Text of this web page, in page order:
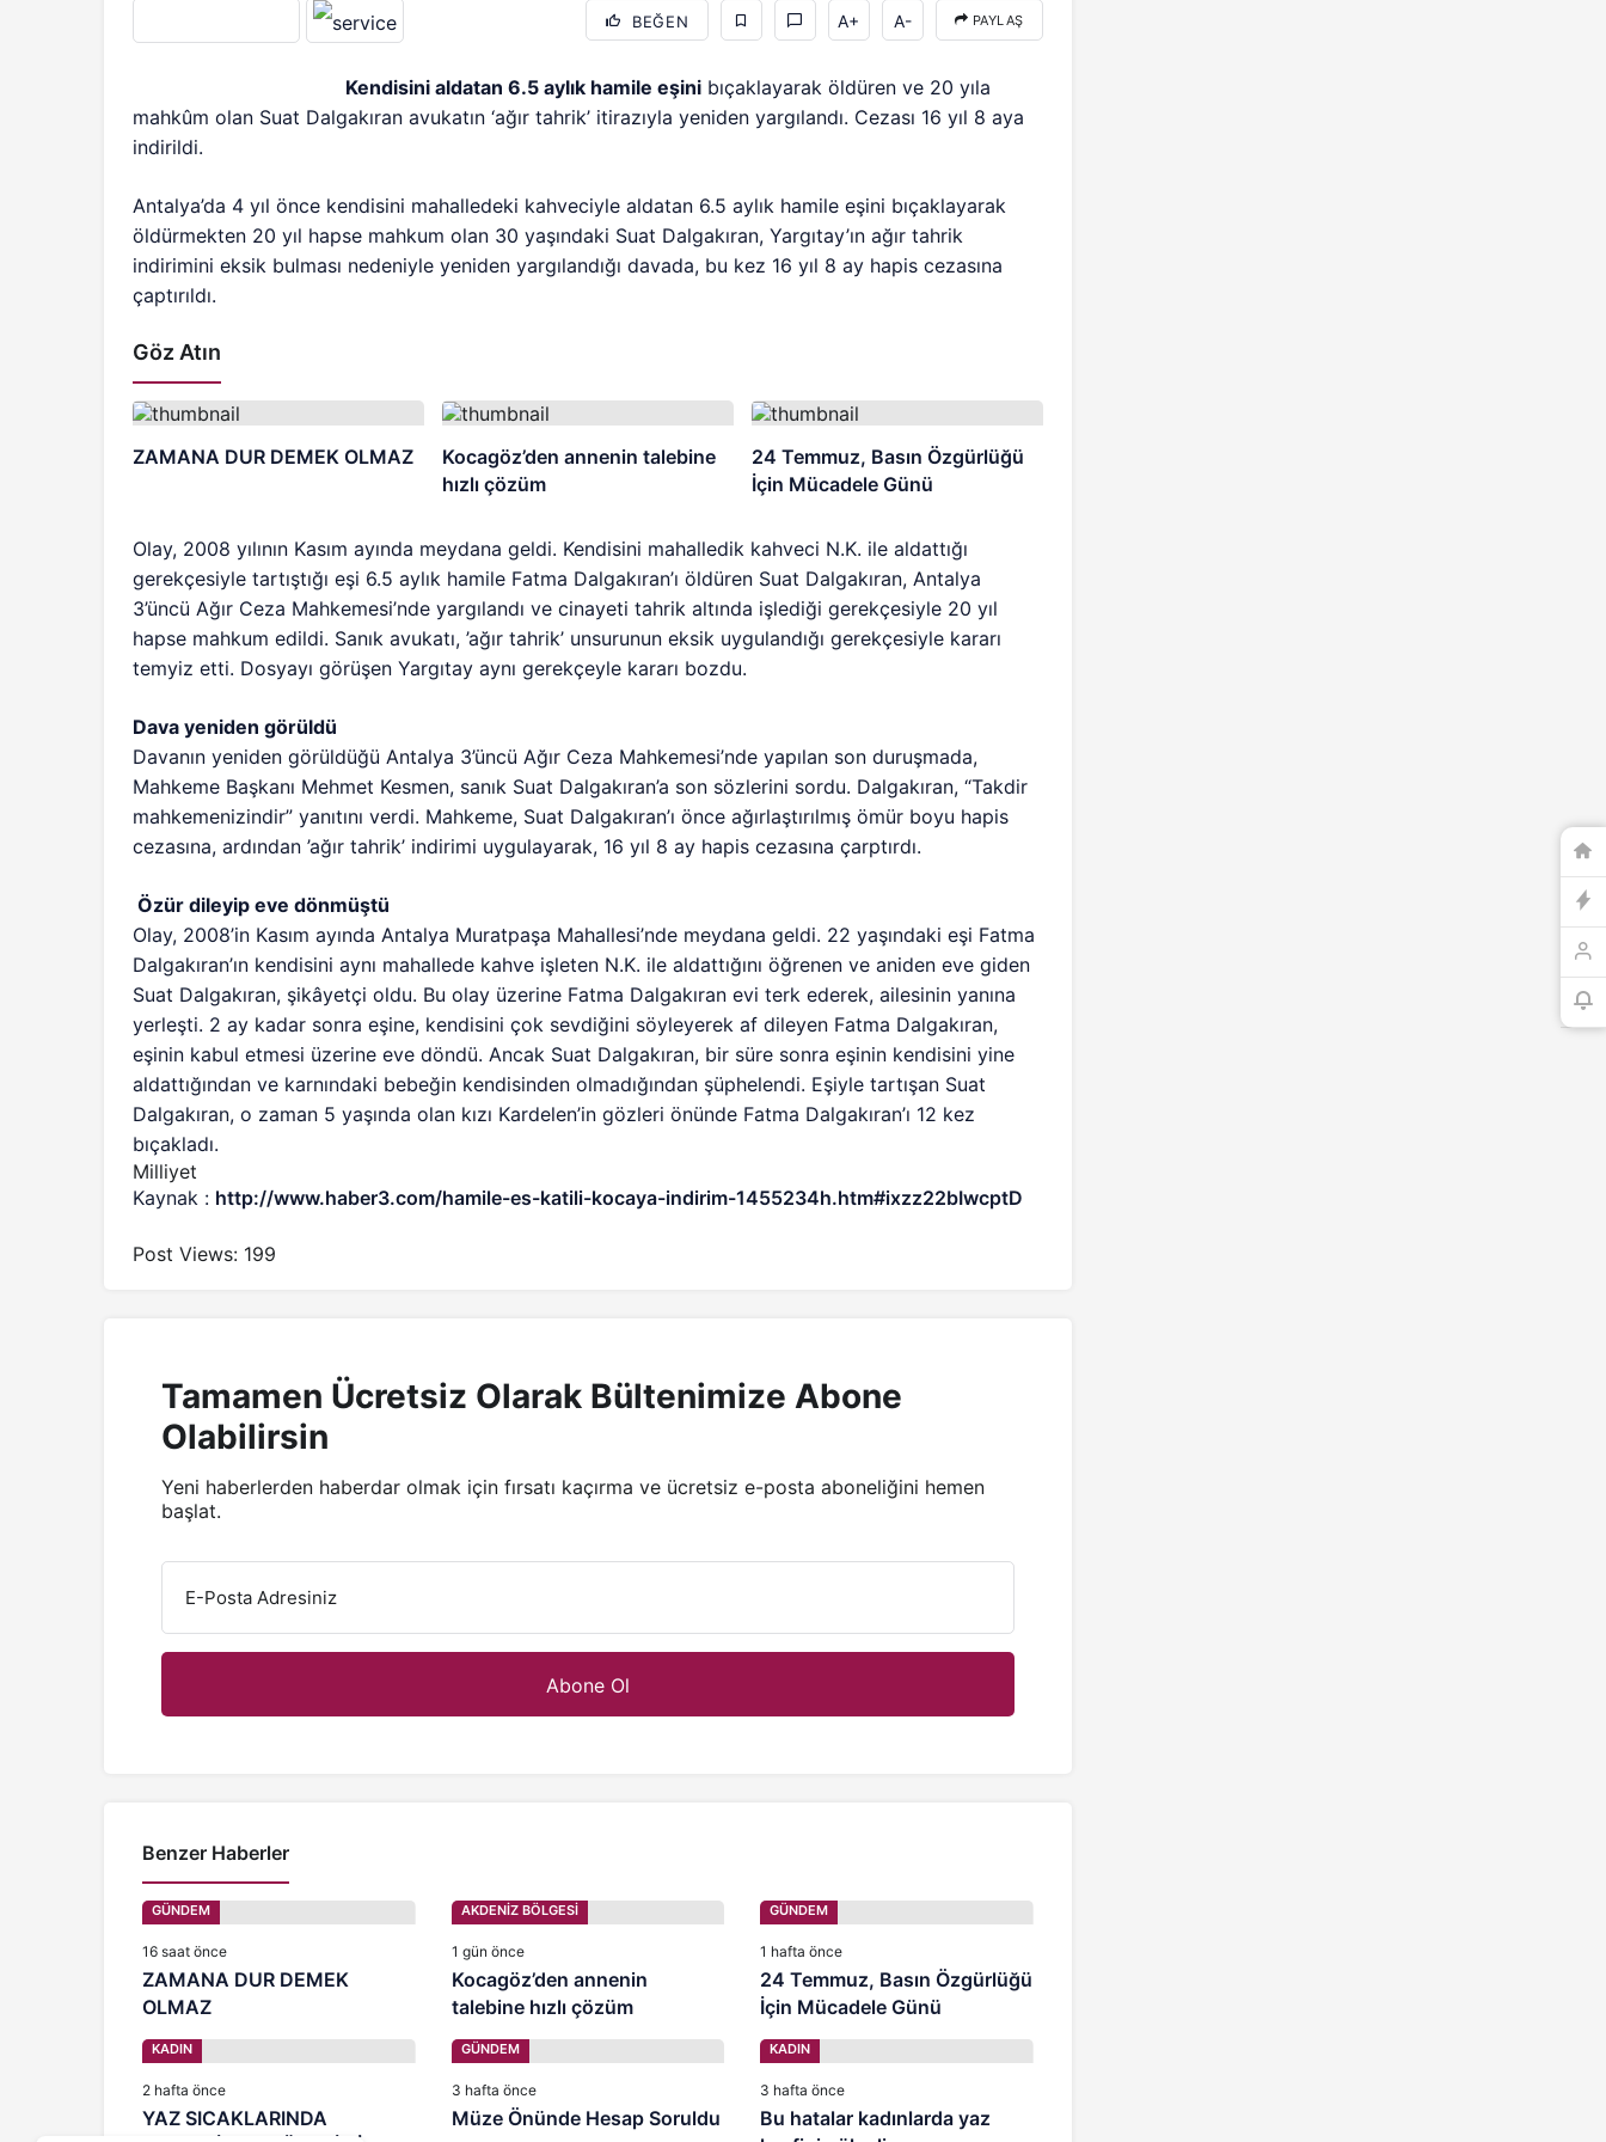
BEĞEN A+ A- PAYLAŞ
Kendisini aldatan 6.5 aylık hamile eşini bıçaklayarak öldüren ve 20 yıla
mahkûm olan Suat Dalgakıran avukatın ‘ağır tahrik’ itirazıyla yeniden yargılandı. Cezası 16 yıl 8 aya
indirildi.
Antalya’da 4 yıl önce kendisini mahalledeki kahveciyle aldatan 6.5 aylık hamile eşini bıçaklayarak
öldürmekten 20 yıl hapse mahkum olan 30 yaşındaki Suat Dalgakıran, Yargıtay’ın ağır tahrik
indirimini eksik bulması nedeniyle yeniden yargılandığı davada, bu kez 16 yıl 8 ay hapis cezasına
çaptırıldı.
Göz Atın
ZAMANA DUR DEMEK OLMAZ
Kocagöz’den annenin talebine
hızlı çözüm
24 Temmuz, Basın Özgürlüğü
İçin Mücadele Günü
Olay, 2008 yılının Kasım ayında meydana geldi. Kendisini mahalledik kahveci N.K. ile aldattığı
gerekçesiyle tartıştığı eşi 6.5 aylık hamile Fatma Dalgakıran’ı öldüren Suat Dalgakıran, Antalya
3’üncü Ağır Ceza Mahkemesi’nde yargılandı ve cinayeti tahrik altında işlediği gerekçesiyle 20 yıl
hapse mahkum edildi. Sanık avukatı, ’ağır tahrik’ unsurunun eksik uygulandığı gerekçesiyle kararı
temyiz etti. Dosyayı görüşen Yargıtay aynı gerekçeyle kararı bozdu.
Dava yeniden görüldü
Davanın yeniden görüldüğü Antalya 3’üncü Ağır Ceza Mahkemesi’nde yapılan son duruşmada,
Mahkeme Başkanı Mehmet Kesmen, sanık Suat Dalgakıran’a son sözlerini sordu. Dalgakıran, “Takdir
mahkemenizindir” yanıtını verdi. Mahkeme, Suat Dalgakıran’ı önce ağırlaştırılmış ömür boyu hapis
cezasına, ardından ’ağır tahrik’ indirimi uygulayarak, 16 yıl 8 ay hapis cezasına çarptırdı.
Özür dileyip eve dönmüştü
Olay, 2008’in Kasım ayında Antalya Muratpaşa Mahallesi’nde meydana geldi. 22 yaşındaki eşi Fatma
Dalgakıran’ın kendisini aynı mahallede kahve işleten N.K. ile aldattığını öğrenen ve aniden eve giden
Suat Dalgakıran, şikâyetçi oldu. Bu olay üzerine Fatma Dalgakıran evi terk ederek, ailesinin yanına
yerleşti. 2 ay kadar sonra eşine, kendisini çok sevdiğini söyleyerek af dileyen Fatma Dalgakıran,
eşinin kabul etmesi üzerine eve döndü. Ancak Suat Dalgakıran, bir süre sonra eşinin kendisini yine
aldattığından ve karnındaki bebeğin kendisinden olmadığından şüphelendi. Eşiyle tartışan Suat
Dalgakıran, o zaman 5 yaşında olan kızı Kardelen’in gözleri önünde Fatma Dalgakıran’ı 12 kez
bıçakladı.
Milliyet
Kaynak : http://www.haber3.com/hamile-es-katili-kocaya-indirim-1455234h.htm#ixzz22bIwcptD
Post Views: 199
Tamamen Ücretsiz Olarak Bültenimize Abone
Olabilirsin
Yeni haberlerden haberdar olmak için fırsatı kaçırma ve ücretsiz e-posta aboneliğini hemen
başlat.
E-Posta Adresiniz
Benzer Haberler
GÜNDEM
16 saat önce
ZAMANA DUR DEMEK
OLMAZ
AKDENİZ BÖLGESİ
1 gün önce
Kocagöz’den annenin
talebine hızlı çözüm
GÜNDEM
1 hafta önce
24 Temmuz, Basın Özgürlüğü
İçin Mücadele Günü
KADIN
2 hafta önce
YAZ SICAKLARINDA
GÜNDEM
3 hafta önce
Müze Önünde Hesap Soruldu
KADIN
3 hafta önce
Bu hatalar kadınlarda yaz